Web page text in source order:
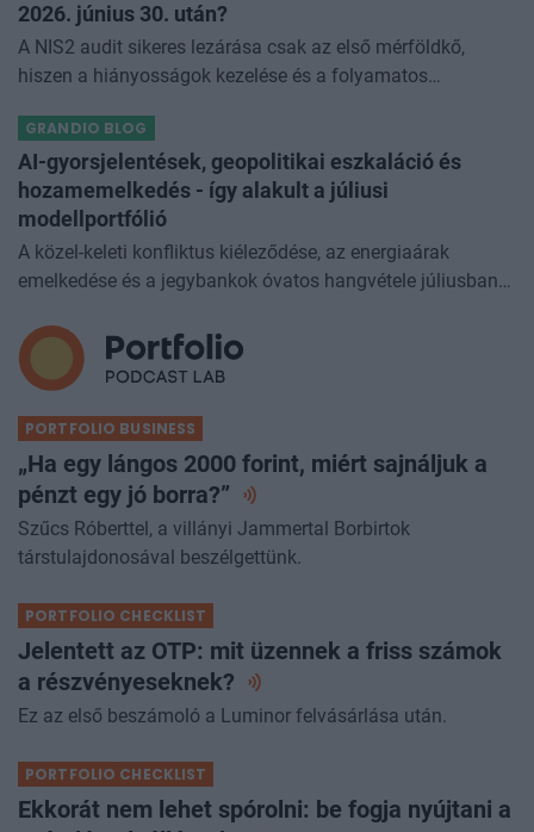
2026. június 30. után?
A NIS2 audit sikeres lezárása csak az első mérföldkő,
hiszen a hiányosságok kezelése és a folyamatos
határidővel lezárult a 2025. január 1
GRANDIO BLOG
AI-gyorsjelentések, geopolitikai eszkaláció és
hozamemelkedés - így alakult a júliusi
modellportfólió
A közel-keleti konfliktus kiéleződése, az energiaárak
emelkedése és a jegybankok óvatos hangvétele júliusban
miközben a jelentő
PORTFOLIO BUSINESS
„Ha egy lángos 2000 forint, miért sajnáljuk a
pénzt egy jó borra?”
Szűcs Róberttel, a villányi Jammertal Borbirtok
társtulajdonosával beszélgettünk.
PORTFOLIO CHECKLIST
Jelentett az OTP: mit üzennek a friss számok
a részvényeseknek?
Ez az első beszámoló a Luminor felvásárlása után.
PORTFOLIO CHECKLIST
Ekkorát nem lehet spórolni: be fogja nyújtani a